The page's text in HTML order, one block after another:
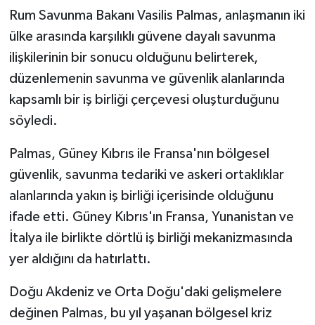
Rum Savunma Bakanı Vasilis Palmas, anlaşmanın iki
ülke arasında karşılıklı güvene dayalı savunma
ilişkilerinin bir sonucu olduğunu belirterek,
düzenlemenin savunma ve güvenlik alanlarında
kapsamlı bir iş birliği çerçevesi oluşturduğunu
söyledi.
Palmas, Güney Kıbrıs ile Fransa'nın bölgesel
güvenlik, savunma tedariki ve askeri ortaklıklar
alanlarında yakın iş birliği içerisinde olduğunu
ifade etti. Güney Kıbrıs'ın Fransa, Yunanistan ve
İtalya ile birlikte dörtlü iş birliği mekanizmasında
yer aldığını da hatırlattı.
Doğu Akdeniz ve Orta Doğu'daki gelişmelere
değinen Palmas, bu yıl yaşanan bölgesel kriz